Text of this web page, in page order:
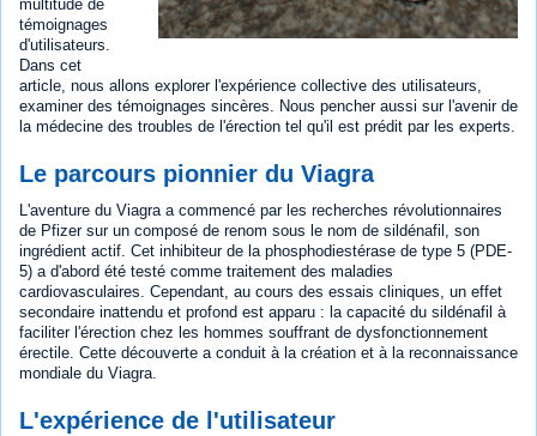
multitude de
témoignages
d'utilisateurs.
Dans cet
article, nous allons explorer l'expérience collective des utilisateurs,
examiner des témoignages sincères. Nous pencher aussi sur l'avenir de
la médecine des troubles de l'érection tel qu'il est prédit par les experts.
Le parcours pionnier du Viagra
L'aventure du Viagra a commencé par les recherches révolutionnaires
de Pfizer sur un composé de renom sous le nom de sildénafil, son
ingrédient actif. Cet inhibiteur de la phosphodiestérase de type 5 (PDE-
5) a d'abord été testé comme traitement des maladies
cardiovasculaires. Cependant, au cours des essais cliniques, un effet
secondaire inattendu et profond est apparu : la capacité du sildénafil à
faciliter l'érection chez les hommes souffrant de dysfonctionnement
érectile. Cette découverte a conduit à la création et à la reconnaissance
mondiale du Viagra.
L'expérience de l'utilisateur